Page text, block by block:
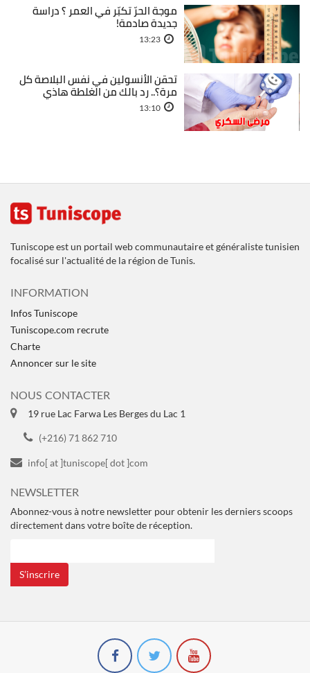
موجة الحرّ تكبّر في العمر ؟ دراسة
جديدة صادمة!
13:23
تحقن الأنسولين في نفس البلاصة كل
مرة؟.. رد بالك من الغلطة هاذي
13:10
Tuniscope est un portail web communautaire et généraliste tunisien
focalisé sur l'actualité de la région de Tunis.
INFORMATION
Infos Tuniscope
Tuniscope.com recrute
Charte
Annoncer sur le site
NOUS CONTACTER
19 rue Lac Farwa Les Berges du Lac 1
(+216) 71 862 710
info[ at ]tuniscope[ dot ]com
NEWSLETTER
Abonnez-vous à notre newsletter pour obtenir les derniers scoops
directement dans votre boîte de réception.
S’inscrire